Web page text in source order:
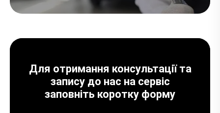
Для отримання консультації та
запису до нас на сервіс
заповніть коротку форму